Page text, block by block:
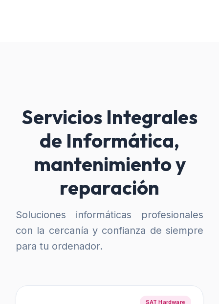
Servicios Integrales
de Informática,
mantenimiento y
reparación
Soluciones informáticas profesionales
con la cercanía y confianza de siempre
para tu ordenador.
SAT Hardware